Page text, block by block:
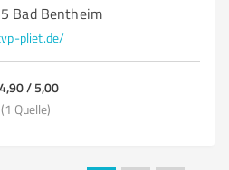
Bad Bentheim
pliet.de/
4,90 / 5,00
(1 Quelle)